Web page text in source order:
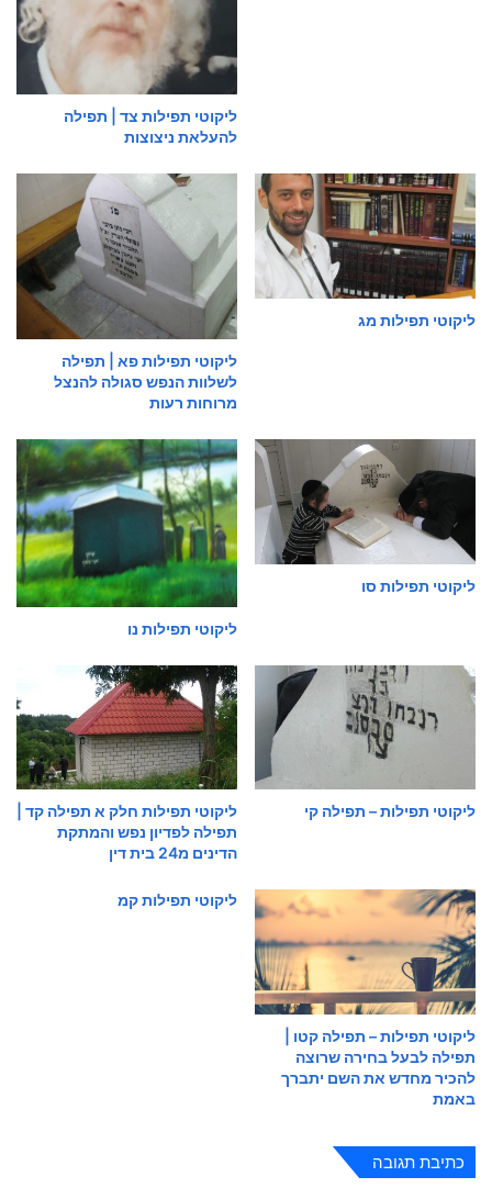
ליקוטי תפילות צד | תפילה
להעלאת ניצוצות
ליקוטי תפילות מג
ליקוטי תפילות פא | תפילה
לשלוות הנפש סגולה להנצל
מרוחות רעות
ליקוטי תפילות סו
ליקוטי תפילות נו
ליקוטי תפילות – תפילה קי
ליקוטי תפילות חלק א תפילה קד |
תפילה לפדיון נפש והמתקת
הדינים מ24 בית דין
ליקוטי תפילות – תפילה קטו |
תפילה לבעל בחירה שרוצה
להכיר מחדש את השם יתברך
באמת
ליקוטי תפילות קמ
כתיבת תגובה